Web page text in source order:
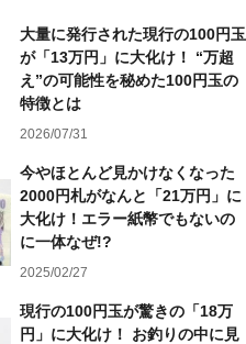
大量に発行された現行の100円玉
が「13万円」に大化け！ “万超
え”の可能性を秘めた100円玉の
特徴とは
2026/07/31
今やほとんど見かけなくなった
2000円札がなんと「21万円」に
大化け！エラー紙幣でもないの
に一体なぜ!?
2025/02/27
現行の100円玉が驚きの「18万
円」に大化け！ お釣りの中に見